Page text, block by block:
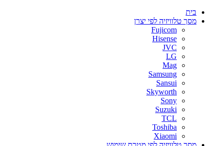
בית
מסך טלוויזיה לפי יצרן
Fujicom
Hisense
JVC
LG
Mag
Samsung
Sansui
Skyworth
Sony
Suzuki
TCL
Toshiba
Xiaomi